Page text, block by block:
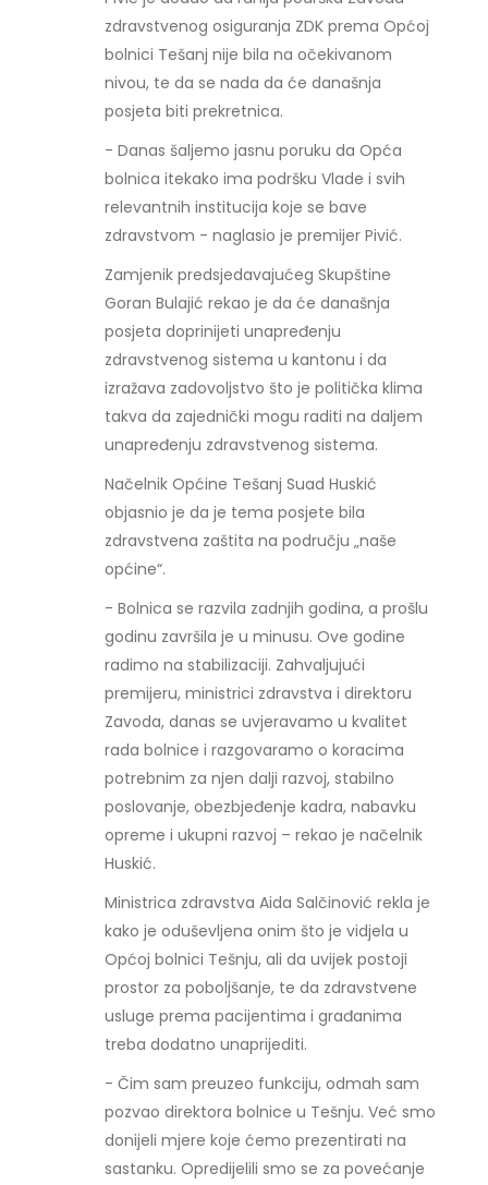
zdravstvenog osiguranja ZDK prema Općoj
bolnici Tešanj nije bila na očekivanom
nivou, te da se nada da će današnja
posjeta biti prekretnica.
- Danas šaljemo jasnu poruku da Opća
bolnica itekako ima podršku Vlade i svih
relevantnih institucija koje se bave
zdravstvom - naglasio je premijer Pivić.
Zamjenik predsjedavajućeg Skupštine
Goran Bulajić rekao je da će današnja
posjeta doprinijeti unapređenju
zdravstvenog sistema u kantonu i da
izražava zadovoljstvo što je politička klima
takva da zajednički mogu raditi na daljem
unapređenju zdravstvenog sistema.
Načelnik Općine Tešanj Suad Huskić
objasnio je da je tema posjete bila
zdravstvena zaštita na području „naše
općine“.
- Bolnica se razvila zadnjih godina, a prošlu
godinu završila je u minusu. Ove godine
radimo na stabilizaciji. Zahvaljujući
premijeru, ministrici zdravstva i direktoru
Zavoda, danas se uvjeravamo u kvalitet
rada bolnice i razgovaramo o koracima
potrebnim za njen dalji razvoj, stabilno
poslovanje, obezbjeđenje kadra, nabavku
opreme i ukupni razvoj – rekao je načelnik
Huskić.
Ministrica zdravstva Aida Salčinović rekla je
kako je oduševljena onim što je vidjela u
Općoj bolnici Tešnju, ali da uvijek postoji
prostor za poboljšanje, te da zdravstvene
usluge prema pacijentima i građanima
treba dodatno unaprijediti.
- Čim sam preuzeo funkciju, odmah sam
pozvao direktora bolnice u Tešnju. Već smo
donijeli mjere koje ćemo prezentirati na
sastanku. Opredijelili smo se za povećanje